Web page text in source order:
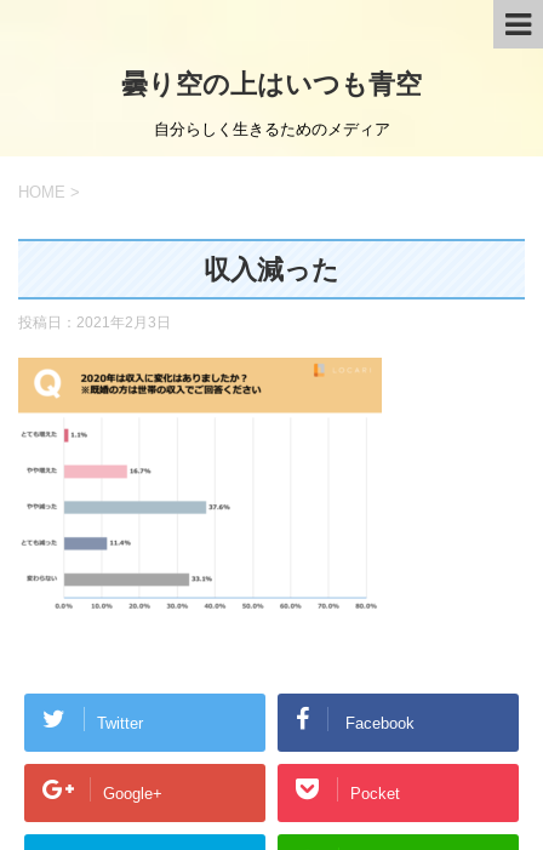
曇り空の上はいつも青空
自分らしく生きるためのメディア
HOME >
収入減った
投稿日： 2021年2月3日
Twitter Facebook
Google+ Pocket